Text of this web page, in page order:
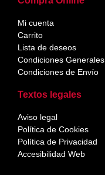
Mi cuenta
Carrito
Lista de deseos
Condiciones Generales
Condiciones de Envío
Textos legales
Aviso legal
Política de Cookies
Política de Privacidad
Accesibilidad Web